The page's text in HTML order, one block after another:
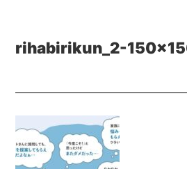
rihabirikun_2-